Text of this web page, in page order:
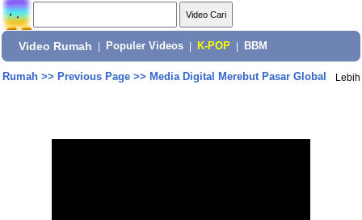
Video Rumah Populer Videos K-POP BBM
Rumah>> Previous Page>> Media Digital Merebut Pasar Global Lebih